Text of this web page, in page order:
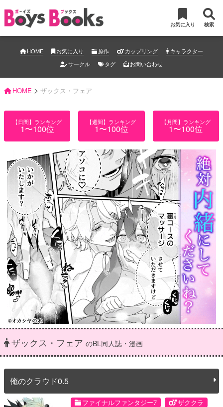
お気に入り 検索
HOME お気に入り 原作 カップリング
キャラクター
サークル
タグ お問い合わせ
HOME > ザックス・フェア
【日間】ランキング
1〜100位
【週間】ランキング
1〜100位
【月間】ランキング
1〜100位
ザックス・フェア のBL同人誌・漫画
俺のクラウド0.5
ファイナルファンタジー7
ザククラ